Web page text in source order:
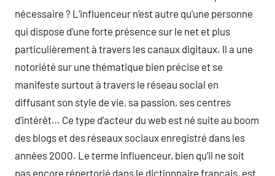
nécessaire ? L’influenceur n’est autre qu’une personne
qui dispose d’une forte présence sur le net et plus
particulièrement à travers les canaux digitaux. Il a une
notoriété sur une thématique bien précise et se
manifeste surtout à travers le réseau social en
diffusant son style de vie, sa passion, ses centres
d’intérêt… Ce type d’acteur du web est né suite au boom
des blogs et des réseaux sociaux enregistré dans les
années 2000. Le terme influenceur, bien qu’il ne soit
pas encore répertorié dans le dictionnaire français, est